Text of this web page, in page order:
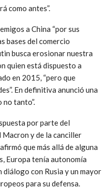
como antes”.
a China “por sus
bases del comercio
busca erosionar nuestra
quien está dispuesto a
en 2015, “pero que
En definitiva anunció una
tanto”.
por parte del
Macron y de la canciller
que más allá de alguna
Europa tenía autonomía
con Rusia y un mayor
para su defensa.